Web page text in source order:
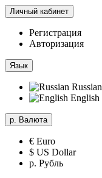
Личный кабинет
Регистрация
Авторизация
Язык
Russian
English
р. Валюта
€ Euro
$ US Dollar
р. Рубль